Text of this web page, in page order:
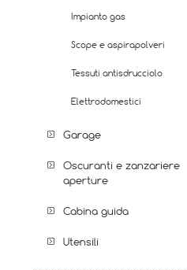
Impianto gas
Scope e aspirapolveri
Tessuti antisdrucciolo
Elettrodomestici
Garage
Oscuranti e zanzariere
aperture
Cabina guida
Utensili